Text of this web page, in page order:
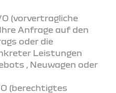
(vorvertragliche
Anfrage auf den
oder die
Leistungen
, Neuwagen oder
(berechtigtes